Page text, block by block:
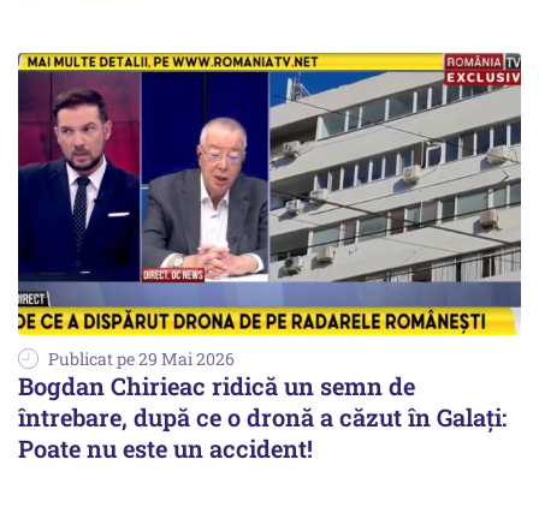
Publicat pe 29 Mai 2026
Bogdan Chirieac ridică un semn de
întrebare, după ce o dronă a căzut în Galați:
Poate nu este un accident!